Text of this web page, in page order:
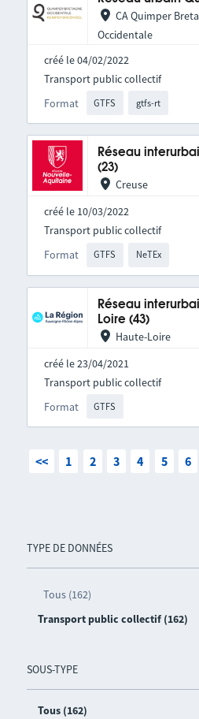
TYPE DE DONNÉES
Tous (162)
Transport public collectif (162)
SOUS-TYPE
Tous (162)
CA Quimper
Occidentale
créé le 04/02/2022
Format GTFS gtfs-rt
Transport public collectif
Réseau
(23)
Creuse
créé le 10/03/2022
Format GTFS NeTEx
Transport public collectif
Réseau
Loire (43)
Haute-Loire
créé le 23/04/2021
Format GTFS
Transport public collectif
<< 1 2 3 4 5 6